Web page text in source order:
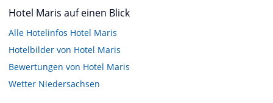
Hotel Maris auf einen Blick
Alle Hotelinfos Hotel Maris
Hotelbilder von Hotel Maris
Bewertungen von Hotel Maris
Wetter Niedersachsen